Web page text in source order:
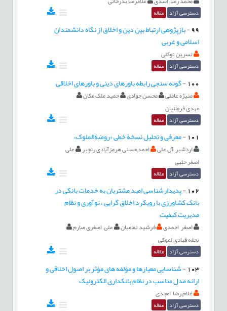
دسترسی آزاد مقاله
99
-بازپژوهی ارتباط بين دین و اخلاق از نگاه دانشمندان
اسلامی و غربی
نسرین توکلی
دسترسی آزاد مقاله
100
-گونه سنجی رابطه باورهای دینی و باورهای اخلاقی
منیژه عاملی محسن جوادی
حمید ملک مکان
مهدی فرمانیان
دسترسی آزاد مقاله
101
-معرفی و تحلیل نسخۀ خطی «روضةالملوک»
اردشیر آل علی احمد حسنی هرمزآبادی رنجبر
علی
اصغر حلبی
دسترسی آزاد مقاله
102
-پدیدارشناسی امید مشتریان به خدمات بانکی در
بانک کشاورزی با رویکرد اخلاق گرایی ، نوآوری و نظام
مدیریت کیفیت
اصغر احمدی فرشید نمامیان
علی اصغری صارم
تحفه قبادی لموکی
دسترسی آزاد مقاله
103
-شناسایی معیارها و مؤلفه های مؤثر بر اصول اخلاقی و
ارائه مدل مناسب در نظام بانکداری الکترونیک
غلام رضا امجدی
دسترسی آزاد مقاله